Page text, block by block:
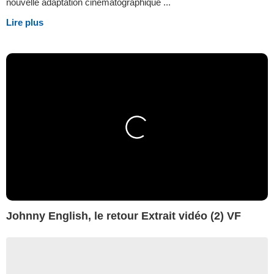
nouvelle adaptation cinématographique ...
Lire plus
Johnny English, le retour Extrait vidéo (2) VF